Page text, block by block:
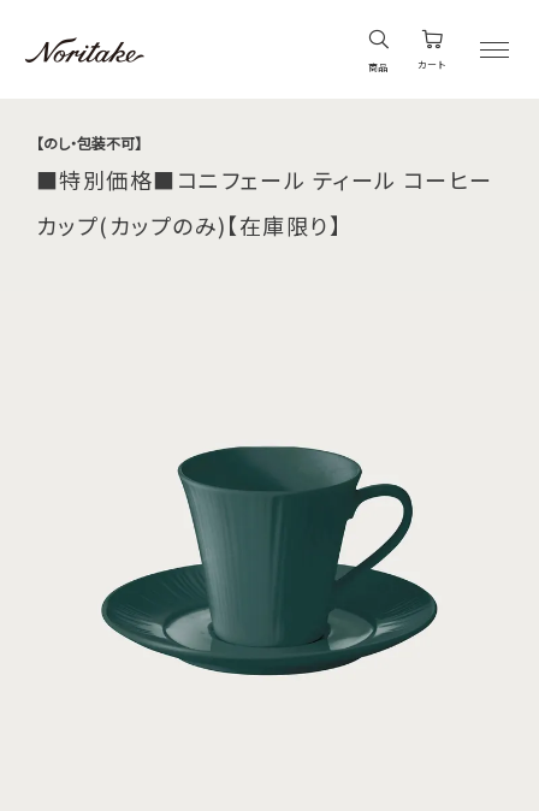
商品 カート
【のし・包装不可】
■特別価格■コニフェール ティール コーヒー
カップ(カップのみ)【在庫限り】